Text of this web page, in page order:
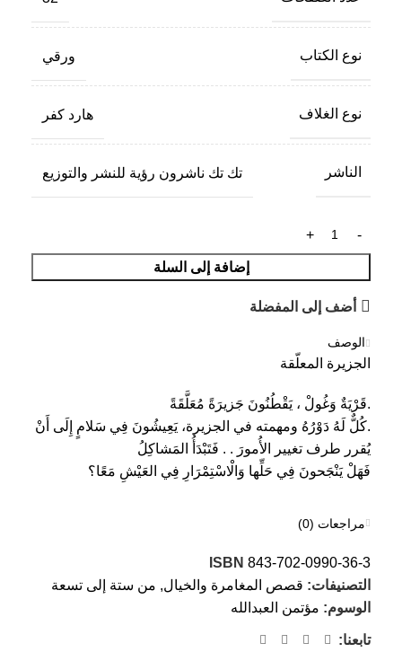
نوع الكتاب ورقي
نوع الغلاف هارد كفر
الناشر تك تك ناشرون رؤية للنشر والتوزيع
إضافة إلى السلة
أضف إلى المفضلة
الوصف
الجزيرة المعلّقة
.قَرْيَةٌ وَغُولْ ، يَقْطُنُونَ جَزيرَةً مُعَلَّقَةً
.كُلٌّ لَهُ دَوْرُهُ ومهمته في الجزيرة، يَعِيشُونَ فِي سَلامٍ إِلَى أَنْ
يُقرر طرف تغيير الأُمورَ . . فَتَبْدَأُ المَشاكِلُ
فَهَلْ يَنْجَحونَ فِي حَلِّها وَالْاسْتِمْرَارِ فِي العَيْشِ مَعًا؟
مراجعات (0)
ISBN 843-702-0990-36-3
التصنيفات: قصص المغامرة والخيال, من ستة إلى تسعة
الوسوم: مؤتمن العبدالله
تابعنا: